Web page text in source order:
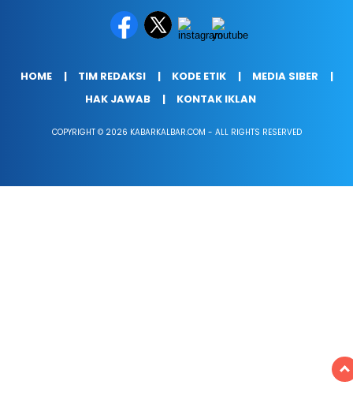
HOME TIM REDAKSI KODE ETIK
MEDIA SIBER
HAK JAWAB
KONTAK IKLAN
COPYRIGHT © 2026 KABARKALBAR.COM - ALL RIGHTS RESERVED